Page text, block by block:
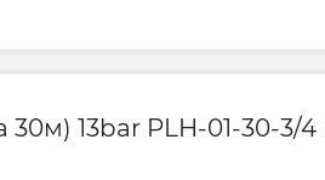
13bar PLH-01-30-3/4